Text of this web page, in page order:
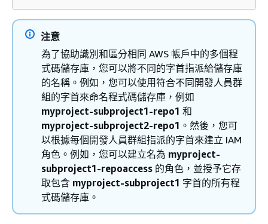
注意
為了協助識別和區分相同 AWS 帳戶中的多個程
式碼儲存庫，您可以將不同的字首指派給儲存庫
的名稱。例如，您可以使用符合不同開發人員群
組的字首來命名程式碼儲存庫，例如
myproject-subproject1-repo1 和
myproject-subproject2-repo1 。然後，您可
以根據每個開發人員群組指派的字首來建立 IAM
角色。例如，您可以建立名為 myproject-
subproject1-repoaccess 的角色，並授予它存
取包含 myproject-subproject1 字首的所有程
式碼儲存庫。